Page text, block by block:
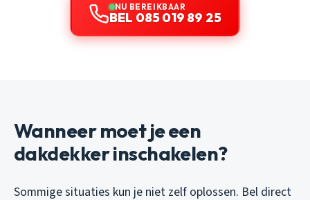
NU BEREIKBAAR
BEL 085 019 89 25
Wanneer moet je een
dakdekker inschakelen?
Sommige situaties kun je niet zelf oplossen. Bel direct